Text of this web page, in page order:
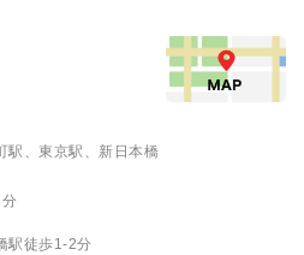
駅、東京駅、新日本橋
駅徒歩1-2分